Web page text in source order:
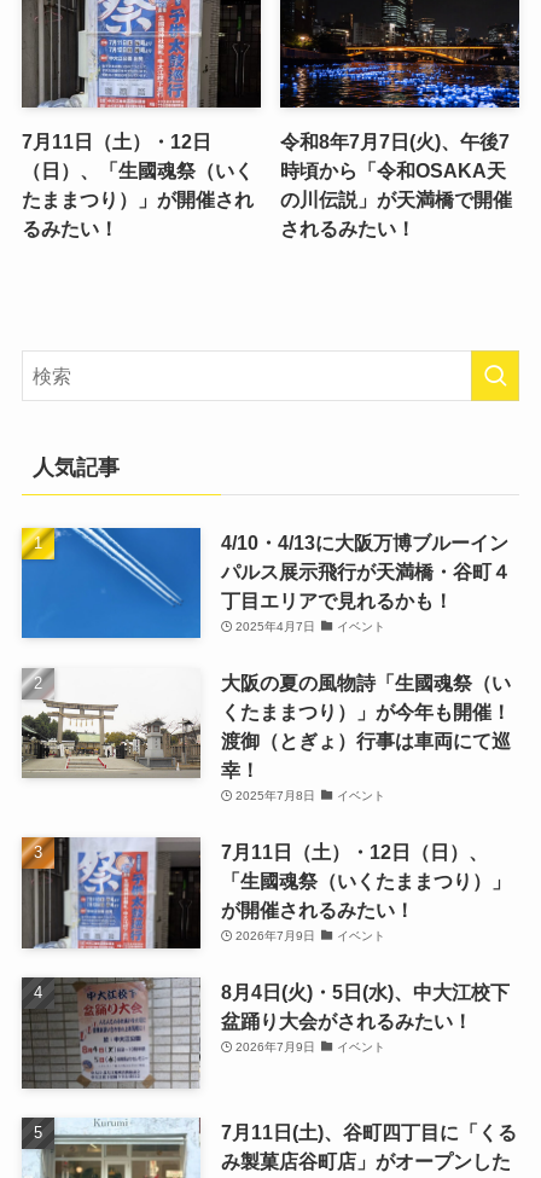
7月11日（土）・12日
（日）、「生國魂祭（いく
たままつり）」が開催され
るみたい！
令和8年7月7日(火)、午後7
時頃から「令和OSAKA天
の川伝説」が天満橋で開催
されるみたい！
人気記事
4/10・4/13に大阪万博ブルーイン
パルス展示飛行が天満橋・谷町４
丁目エリアで見れるかも！
2025年4月7日 イベント
大阪の夏の風物詩「生國魂祭（い
くたままつり）」が今年も開催！
渡御（とぎょ）行事は車両にて巡
幸！
2025年7月8日 イベント
7月11日（土）・12日（日）、
「生國魂祭（いくたままつり）」
が開催されるみたい！
2026年7月9日 イベント
8月4日(火)・5日(水)、中大江校下
盆踊り大会がされるみたい！
2026年7月9日 イベント
7月11日(土)、谷町四丁目に「くる
み製菓店谷町店」がオープンした